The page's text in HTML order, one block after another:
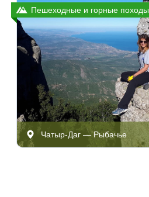
Чатыр-Даг — Рыбачье
Пешеходные и горные походы